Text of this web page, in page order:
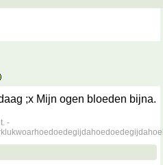
;x Mijn ogen bloeden bijna.
-